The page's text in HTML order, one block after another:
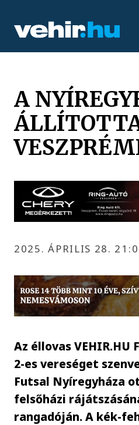
A
2025. ÁPRILIS 28.
Az éllovas VEHIR.HU
2-es vereséget
Futsal Nyíregyháza
felsőházi
rangadóján. A kék-